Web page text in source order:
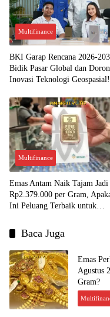
Multifinance
BKI Garap Rencana 2026-
Bidik Pasar Global dan
Inovasi Teknologi Geospasial!
Multifinance
Emas Antam Naik Tajam Jadi
Rp2.379.000 per Gram,
Ini Peluang Terbaik untuk
Baca Juga
Emas
Agustus
Gram?